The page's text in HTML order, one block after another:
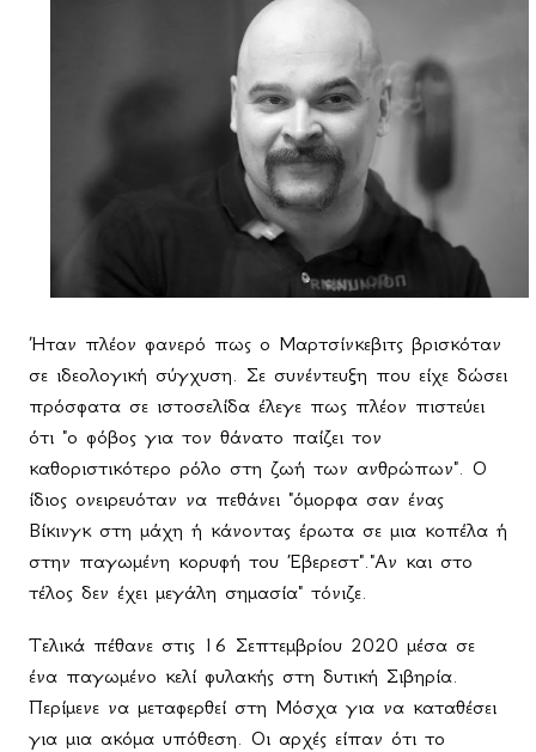
Ήταν πλέον φανερό πως ο Μαρτσίνκεβιτς βρισκόταν
σε ιδεολογική σύγχυση. Σε συνέντευξη που είχε δώσει
πρόσφατα σε ιστοσελίδα έλεγε πως πλέον πιστεύει
ότι "ο φόβος για τον θάνατο παίζει τον
καθοριστικότερο ρόλο στη ζωή των ανθρώπων". Ο
ίδιος ονειρευόταν να πεθάνει "όμορφα σαν ένας
Βίκινγκ στη μάχη ή κάνοντας έρωτα σε μια κοπέλα ή
στην παγωμένη κορυφή του Έβερεστ"."Αν και στο
τέλος δεν έχει μεγάλη σημασία" τόνιζε.
Τελικά πέθανε στις 16 Σεπτεμβρίου 2020 μέσα σε
ένα παγωμένο κελί φυλακής στη δυτική Σιβηρία.
Περίμενε να μεταφερθεί στη Μόσχα για να καταθέσει
για μια ακόμα υπόθεση. Οι αρχές είπαν ότι το